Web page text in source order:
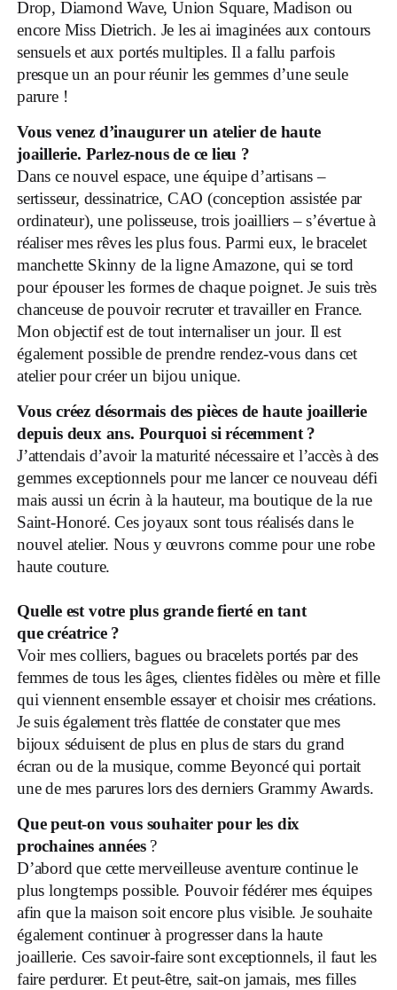
Drop, Diamond Wave, Union Square, Madison ou
encore Miss Dietrich. Je les ai imaginées aux contours
sensuels et aux portés multiples. Il a fallu parfois
presque un an pour réunir les gemmes d’une seule
parure !
Vous venez d’inaugurer un atelier de haute
joaillerie. Parlez-nous de ce lieu ?
Dans ce nouvel espace, une équipe d’artisans –
sertisseur, dessinatrice, CAO (conception assistée par
ordinateur), une polisseuse, trois joailliers – s’évertue à
réaliser mes rêves les plus fous. Parmi eux, le bracelet
manchette Skinny de la ligne Amazone, qui se tord
pour épouser les formes de chaque poignet. Je suis très
chanceuse de pouvoir recruter et travailler en France.
Mon objectif est de tout internaliser un jour. Il est
également possible de prendre rendez-vous dans cet
atelier pour créer un bijou unique.
Vous créez désormais des pièces de haute joaillerie
depuis deux ans. Pourquoi si récemment ?
J’attendais d’avoir la maturité nécessaire et l’accès à des
gemmes exceptionnels pour me lancer ce nouveau défi
mais aussi un écrin à la hauteur, ma boutique de la rue
Saint-Honoré. Ces joyaux sont tous réalisés dans le
nouvel atelier. Nous y œuvrons comme pour une robe
haute couture.
Quelle est votre plus grande fierté en tant
que créatrice ?
Voir mes colliers, bagues ou bracelets portés par des
femmes de tous les âges, clientes fidèles ou mère et fille
qui viennent ensemble essayer et choisir mes créations.
Je suis également très flattée de constater que mes
bijoux séduisent de plus en plus de stars du grand
écran ou de la musique, comme Beyoncé qui portait
une de mes parures lors des derniers Grammy Awards.
Que peut-on vous souhaiter pour les dix
prochaines années?
D’abord que cette merveilleuse aventure continue le
plus longtemps possible. Pouvoir fédérer mes équipes
afin que la maison soit encore plus visible. Je souhaite
également continuer à progresser dans la haute
joaillerie. Ces savoir-faire sont exceptionnels, il faut les
faire perdurer. Et peut-être, sait-on jamais, mes filles